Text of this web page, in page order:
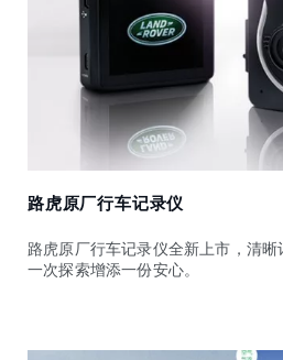
路虎原厂行车记录仪
路虎原厂行车记录仪全新上市，清
一次探索增添一份安心。